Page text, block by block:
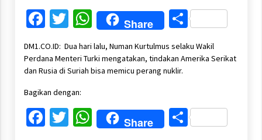
Facebook
Twitter
WhatsApp
Share Share
DM1.CO.ID: Dua hari lalu, Numan Kurtulmus selaku Wakil
Perdana Menteri Turki mengatakan, tindakan Amerika Serikat
dan Rusia di Suriah bisa memicu perang nuklir.
Bagikan dengan:
Facebook
Twitter
WhatsApp
Share Share